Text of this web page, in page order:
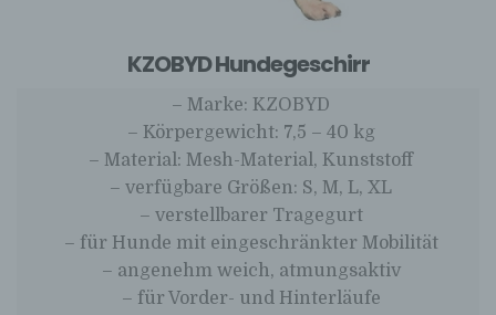
KZOBYD Hundegeschirr
– Marke: KZOBYD
– Körpergewicht: 7,5 – 40 kg
– Material: Mesh-Material, Kunststoff
– verfügbare Größen: S, M, L, XL
– verstellbarer Tragegurt
– für Hunde mit eingeschränkter Mobilität
– angenehm weich, atmungsaktiv
– für Vorder- und Hinterläufe